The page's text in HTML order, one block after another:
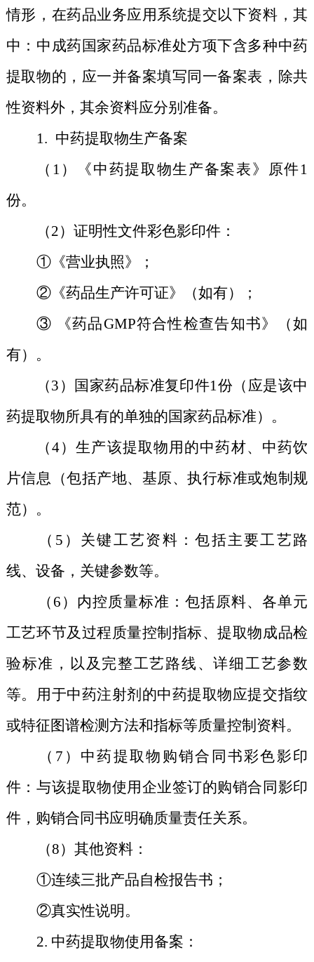
情形，在药品业务应用系统提交以下资料，其
中：中成药国家药品标准处方项下含多种中药
提取物的，应一并备案填写同一备案表，除共
性资料外，其余资料应分别准备。
1. 中药提取物生产备案
（1）《中药提取物生产备案表》原件1
份。
（2）证明性文件彩色影印件：
①《营业执照》；
②《药品生产许可证》（如有）；
③ 《药品GMP符合性检查告知书》（如
有）。
（3）国家药品标准复印件1份（应是该中
药提取物所具有的单独的国家药品标准）。
（4）生产该提取物用的中药材、中药饮
片信息（包括产地、基原、执行标准或炮制规
范）。
（5）关键工艺资料：包括主要工艺路
线、设备，关键参数等。
（6）内控质量标准：包括原料、各单元
工艺环节及过程质量控制指标、提取物成品检
验标准，以及完整工艺路线、详细工艺参数
等。用于中药注射剂的中药提取物应提交指纹
或特征图谱检测方法和指标等质量控制资料。
（7）中药提取物购销合同书彩色影印
件：与该提取物使用企业签订的购销合同影印
件，购销合同书应明确质量责任关系。
（8）其他资料：
①连续三批产品自检报告书；
②真实性说明。
2. 中药提取物使用备案：